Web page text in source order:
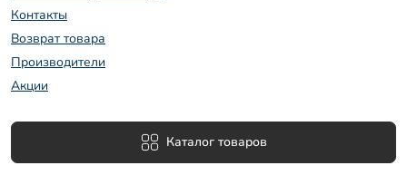
Контакты
Возврат товара
Производители
Акции
Каталог товаров